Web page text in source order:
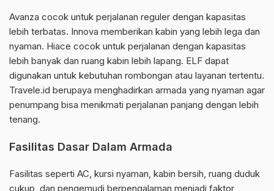
Avanza cocok untuk perjalanan reguler dengan kapasitas
lebih terbatas. Innova memberikan kabin yang lebih lega dan
nyaman. Hiace cocok untuk perjalanan dengan kapasitas
lebih banyak dan ruang kabin lebih lapang. ELF dapat
digunakan untuk kebutuhan rombongan atau layanan tertentu.
Travele.id berupaya menghadirkan armada yang nyaman agar
penumpang bisa menikmati perjalanan panjang dengan lebih
tenang.
Fasilitas Dasar Dalam Armada
Fasilitas seperti AC, kursi nyaman, kabin bersih, ruang duduk
cukup, dan pengemudi berpengalaman menjadi faktor